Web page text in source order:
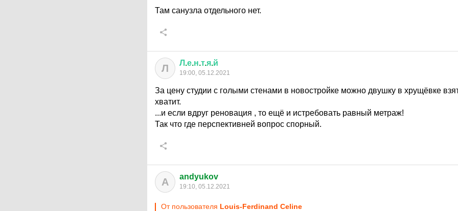
Там санузла отдельного нет.
Л Л .е.н.т.я.й
19:00, 05.12.2021
За цену студии с голыми стенами в новостройке можно двушку в хрущёвке
хватит.
...и если вдруг реновация , то ещё и истребовать равный метраж!
Так что где перспективней вопрос спорный.
A andyukov
19:10, 05.12.2021
От пользователя Louis-Ferdinand Celine